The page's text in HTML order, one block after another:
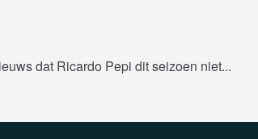
dat Ricardo Pepi dit seizoen niet...